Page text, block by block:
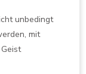
unbedingt
mit